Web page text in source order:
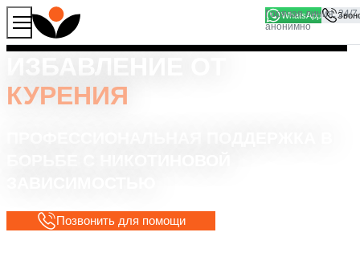
WhatsApp
КУРЕНИЯ
Позвонить для помощи
Продолжая работу с сайтом, вы соглашаетесь на то, что
мы используем файлы
Хорошо